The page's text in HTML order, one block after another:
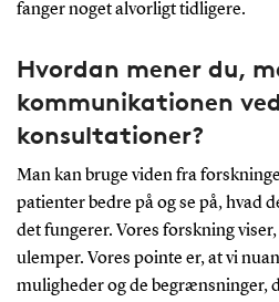
fanger nogetalvorligttidligere.
Hvordan mener du,
kommunikationen
konsultationer?
Mankan bruge viden fra
patienterbedre påog se på, hvad
det fungerer. Vores forskning
ulemper. Vores pointe er, at vi
muligheder og de begrænsninger,